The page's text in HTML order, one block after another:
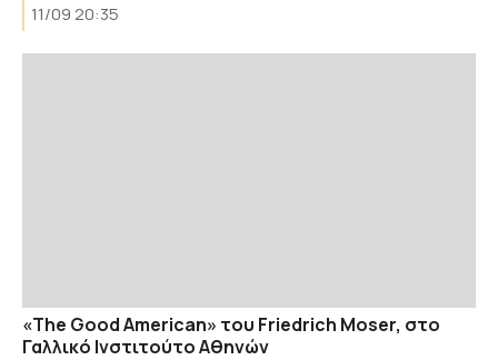
11/09 20:35
«The Good American» του Friedrich Moser, στο
Γαλλικό Ινστιτούτο Αθηνών